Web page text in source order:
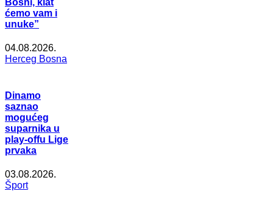
ćemo vam i
unuke”
04.08.2026.
Herceg Bosna
Dinamo
saznao
mogućeg
suparnika u
play-offu Lige
prvaka
03.08.2026.
Šport